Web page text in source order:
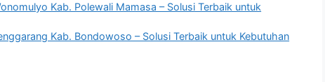
Kab. Polewali Mamasa – Solusi Terbaik untuk
Kab. Bondowoso – Solusi Terbaik untuk Kebutuhan